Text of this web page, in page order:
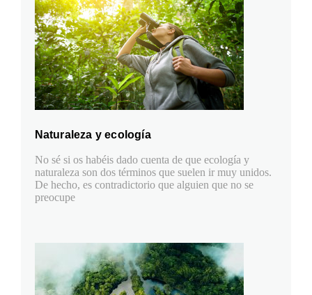
Naturaleza y ecología
No sé si os habéis dado cuenta de que ecología y
naturaleza son dos términos que suelen ir muy unidos.
De hecho, es contradictorio que alguien que no se
preocupe